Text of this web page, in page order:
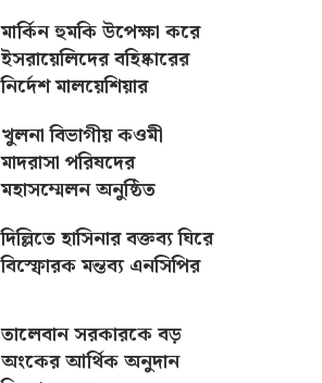
মার্কিন হুমকি উপেক্ষা করে
ইসরায়েলিদের বহিষ্কারের
নির্দেশ মালয়েশিয়ার
খুলনা বিভাগীয় কওমী
মাদরাসা পরিষদের
মহাসম্মেলন অনুষ্ঠিত
দিল্লিতে হাসিনার বক্তব্য ঘিরে
বিস্ফোরক মন্তব্য এনসিপির
তালেবান সরকারকে বড়
অংকের আর্থিক অনুদান